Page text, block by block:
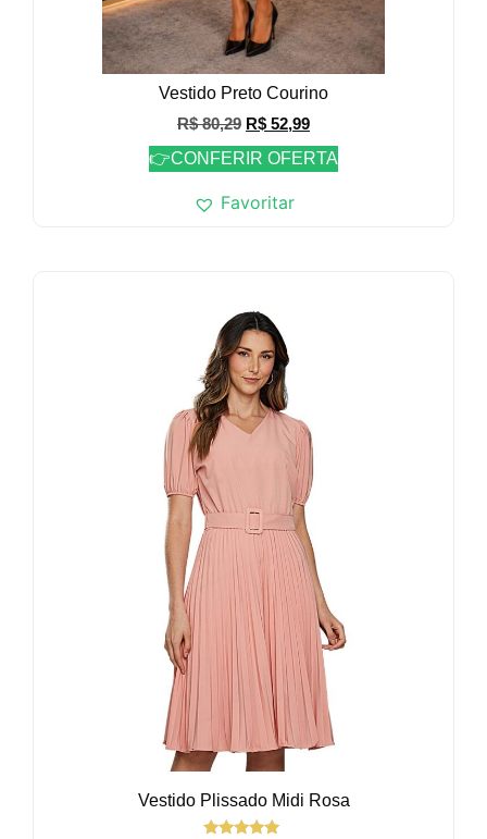
Vestido Preto Courino
R$80,29 R$ 52,99
👉CONFERIR OFERTA
Favoritar
Vestido Plissado Midi Rosa